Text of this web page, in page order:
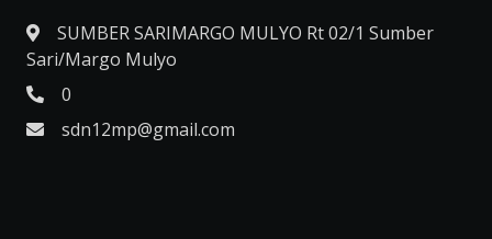
SUMBER SARIMARGO MULYO Rt 02/1 Sumber
Sari/Margo Mulyo
0
sdn12mp@gmail.com